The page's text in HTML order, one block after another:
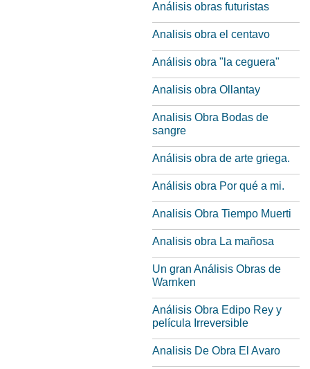
Análisis obras futuristas
Analisis obra el centavo
Análisis obra "la ceguera"
Analisis obra Ollantay
Analisis Obra Bodas de
sangre
Análisis obra de arte griega.
Análisis obra Por qué a mi.
Analisis Obra Tiempo Muerti
Analisis obra La mañosa
Un gran Análisis Obras de
Warnken
Análisis Obra Edipo Rey y
película Irreversible
Analisis De Obra El Avaro